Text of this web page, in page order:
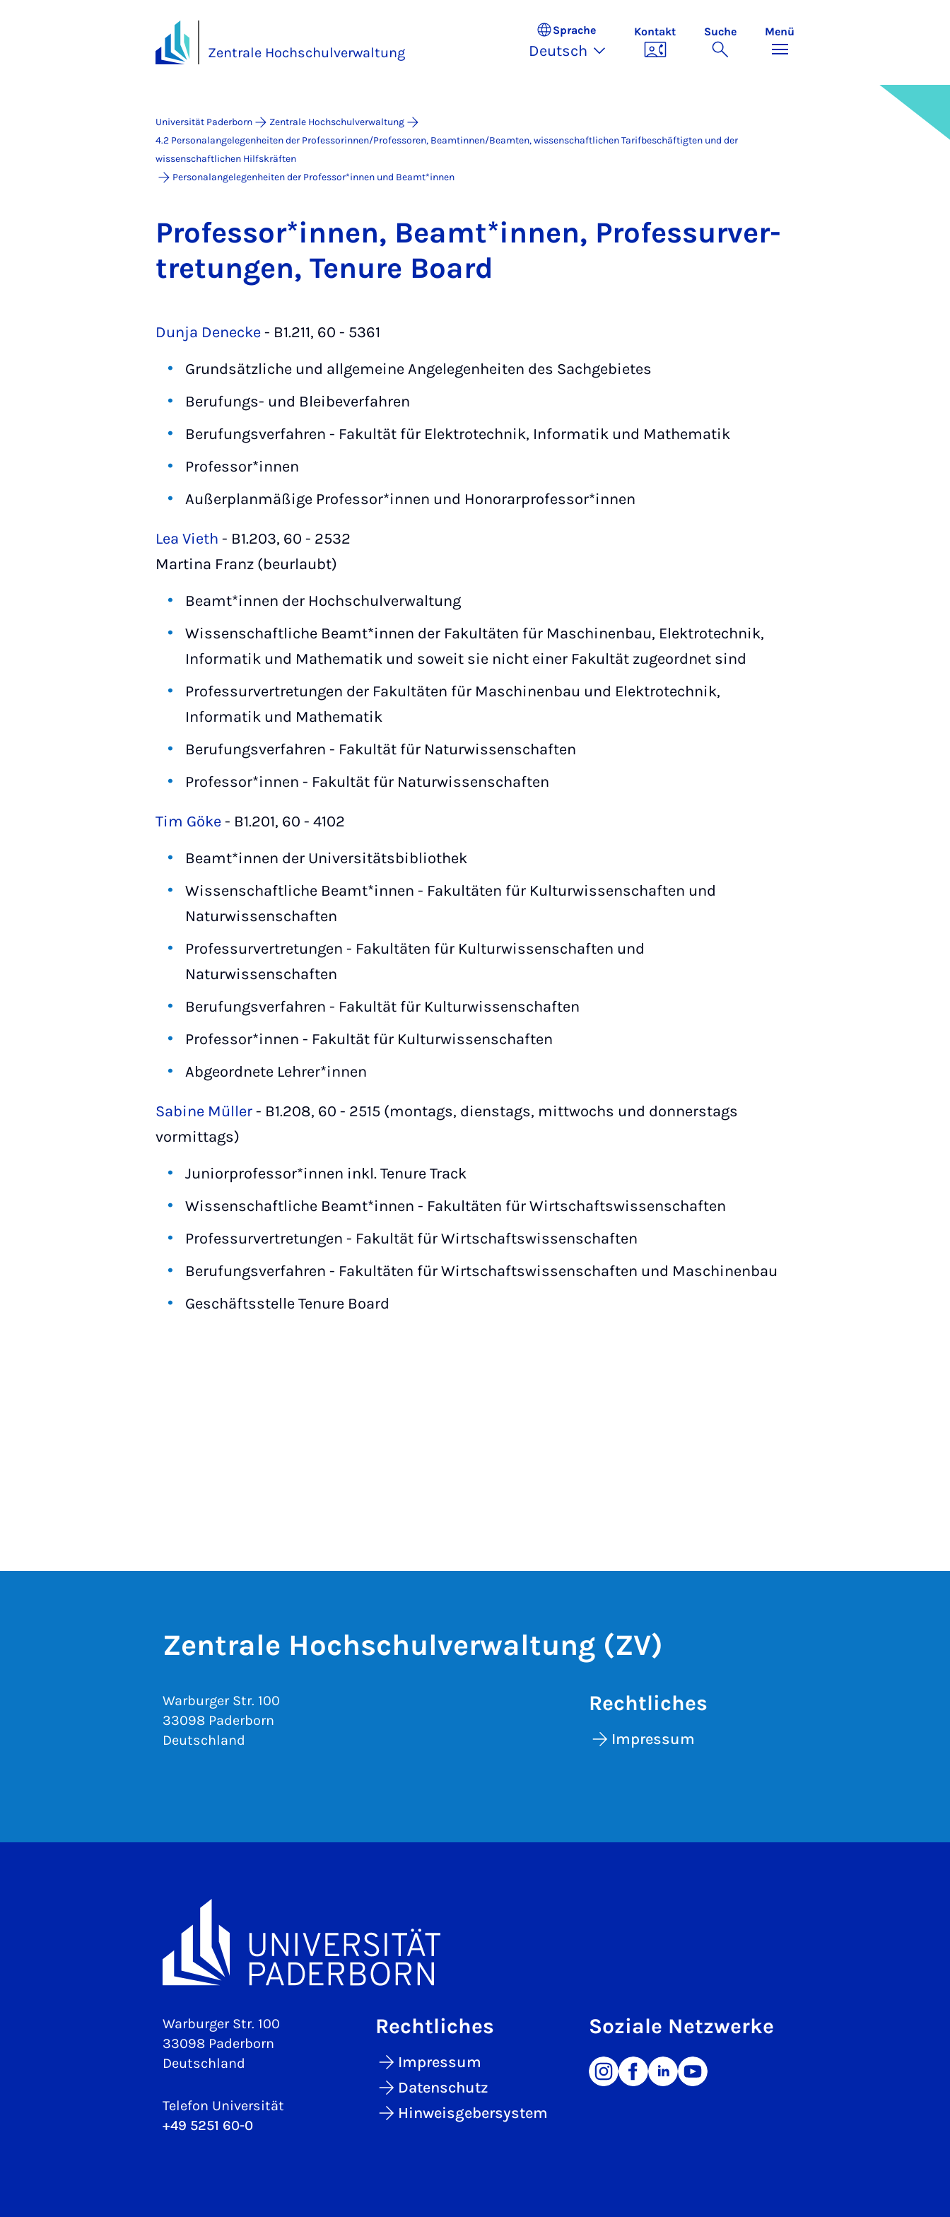
Zentrale Hochschulverwaltung
Sprache
Deutsch
Kontakt Suche Menü
Universität Paderborn
Zentrale Hochschulverwaltung
4.2 Personalangelegenheiten der Professorinnen/Professoren, Beamtinnen/Beamten, wissenschaftlichen Tarifbeschäftigten und der
wissenschaftlichen Hilfskräften
Personalangelegenheiten der Professor*innen und Beamt*innen
Pro­fes­sor*in­nen, Be­am­t*in­nen, Pro­fes­sur­ver­
tre­tun­gen, Tenure Board
Dunja Denecke- B1.211, 60 - 5361
Grundsätzliche und allgemeine Angelegenheiten des Sachgebietes
Berufungs- und Bleibeverfahren
Berufungsverfahren - Fakultät für Elektrotechnik, Informatik und Mathematik
Professor*innen
Außerplanmäßige Professor*innen und Honorarprofessor*innen
Lea Vieth - B1.203, 60 - 2532
Martina Franz (beurlaubt)
Beamt*innen der Hochschulverwaltung
Wissenschaftliche Beamt*innen der Fakultäten für Maschinenbau, Elektrotechnik,
Informatik und Mathematik und soweit sie nicht einer Fakultät zugeordnet sind
Professurvertretungen der Fakultäten für Maschinenbau und Elektrotechnik,
Informatik und Mathematik
Berufungsverfahren - Fakultät für Naturwissenschaften
Professor*innen - Fakultät für Naturwissenschaften
Tim Göke- B1.201, 60 - 4102
Beamt*innen der Universitätsbibliothek
Wissenschaftliche Beamt*innen - Fakultäten für Kulturwissenschaften und
Naturwissenschaften
Professurvertretungen - Fakultäten für Kulturwissenschaften und
Naturwissenschaften
Berufungsverfahren - Fakultät für Kulturwissenschaften
Professor*innen - Fakultät für Kulturwissenschaften
Abgeordnete Lehrer*innen
Sabine Müller- B1.208, 60 - 2515 (montags, dienstags, mittwochs und donnerstags
vormittags)
Juniorprofessor*innen inkl. Tenure Track
Wissenschaftliche Beamt*innen - Fakultäten für Wirtschaftswissenschaften
Professurvertretungen - Fakultät für Wirtschaftswissenschaften
Berufungsverfahren - Fakultäten für Wirtschaftswissenschaften und Maschinenbau
Geschäftsstelle Tenure Board
Zentrale Hochschulverwaltung (ZV)
Warburger Str. 100
33098 Paderborn
Deutschland
Rechtliches
Impressum
Warburger Str. 100
33098 Paderborn
Deutschland
Telefon Universität
+49 5251 60-0
Rechtliches
Impressum
Datenschutz
Hinweisgebersystem
Soziale Netzwerke